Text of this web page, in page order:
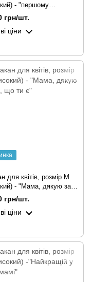
- "першому
грн/шт.
ціни
для квітів, розмір М
- "Мама, дякую за
ти є"
грн/шт.
ціни